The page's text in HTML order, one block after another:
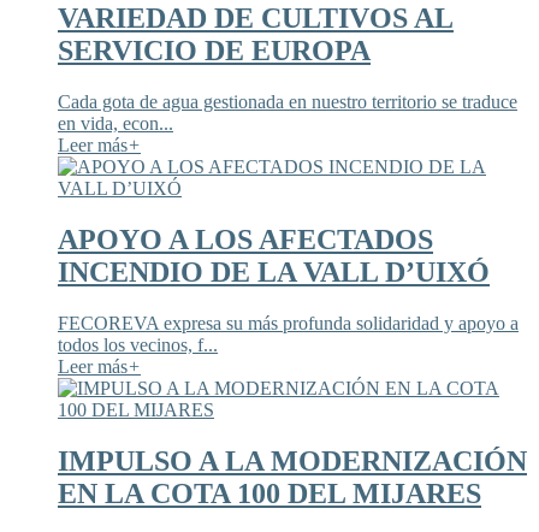
VARIEDAD DE CULTIVOS AL
SERVICIO DE EUROPA
Cada gota de agua gestionada en nuestro territorio se traduce
en vida, econ...
Leer más+
APOYO A LOS AFECTADOS
INCENDIO DE LA VALL D’UIXÓ
FECOREVA expresa su más profunda solidaridad y apoyo a
todos los vecinos, f...
Leer más+
IMPULSO A LA MODERNIZACIÓN
EN LA COTA 100 DEL MIJARES